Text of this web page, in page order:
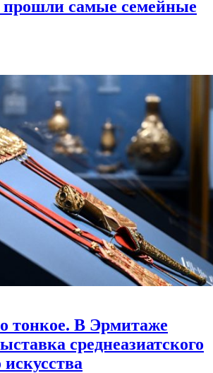
прошли самые семейные
тонкое. В Эрмитаже
среднеазиатского